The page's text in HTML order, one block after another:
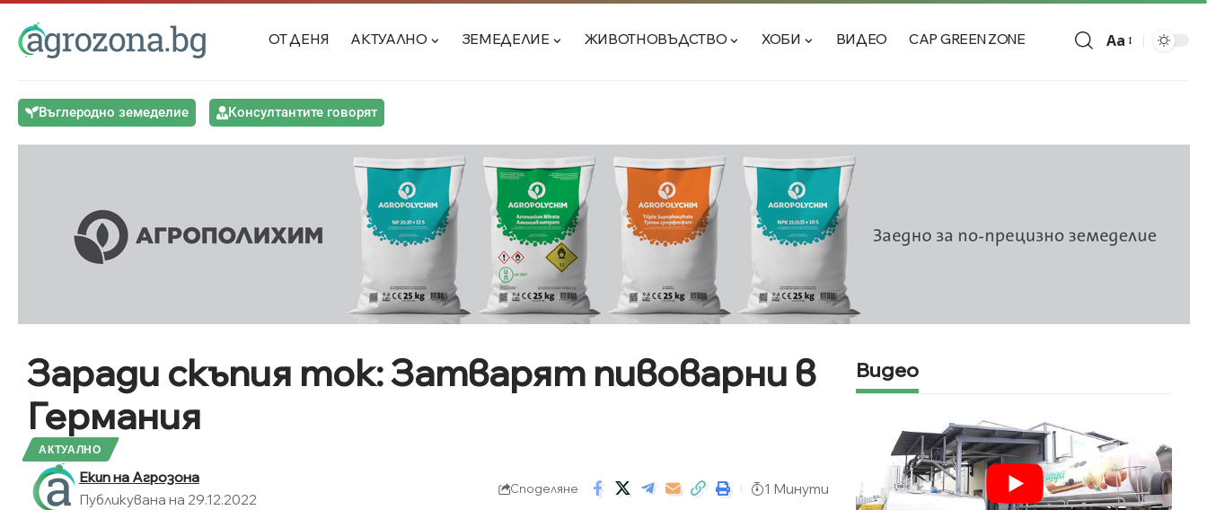
ОТ ДЕНЯ АКТУАЛНО ЗЕМЕДЕЛИЕ ЖИВОТНОВЪДСТВО ХОБИ ВИДЕО CAP GREEN ZONE Aa
Въглеродно земеделие Консултантите говорят
Заради скъпия ток: Затварят пивоварни в
Германия
АКТУАЛНО
Екип на Агрозона
Публикувана на 29.12.2022
Споделяне 1 Минути
Видео